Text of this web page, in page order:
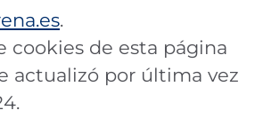
.
cookies de esta página
actualizó por última vez